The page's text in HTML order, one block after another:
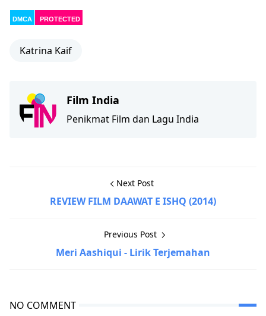
DMCA PROTECTED
Katrina Kaif
Film India
Penikmat Film dan Lagu India
Next Post
REVIEW FILM DAAWAT E ISHQ (2014)
Previous Post
Meri Aashiqui - Lirik Terjemahan
NO COMMENT